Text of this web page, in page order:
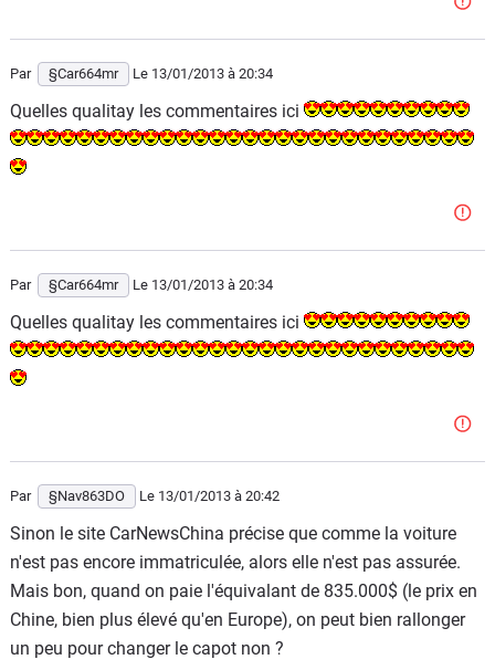
Par §Car664mr Le 13/01/2013 à 20:34
Quelles qualitay les commentaires ici
Par §Car664mr Le 13/01/2013 à 20:34
Quelles qualitay les commentaires ici
Par §Nav863DO Le 13/01/2013 à 20:42
Sinon le site CarNewsChina précise que comme la voiture
n'est pas encore immatriculée, alors elle n'est pas assurée.
Mais bon, quand on paie l'équivalant de 835.000$ (le prix en
Chine, bien plus élevé qu'en Europe), on peut bien rallonger
un peu pour changer le capot non ?